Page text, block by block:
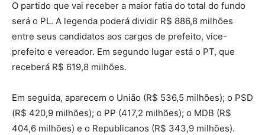
O partido que vai receber a maior fatia do total do fundo
será o PL. A legenda poderá dividir R$ 886,8 milhões
entre seus candidatos aos cargos de prefeito, vice-
prefeito e vereador. Em segundo lugar está o PT, que
receberá R$ 619,8 milhões.
Em seguida, aparecem o União (R$ 536,5 milhões); o PSD
(R$ 420,9 milhões); o PP (417,2 milhões); o MDB (R$
404,6 milhões) e o Republicanos (R$ 343,9 milhões).